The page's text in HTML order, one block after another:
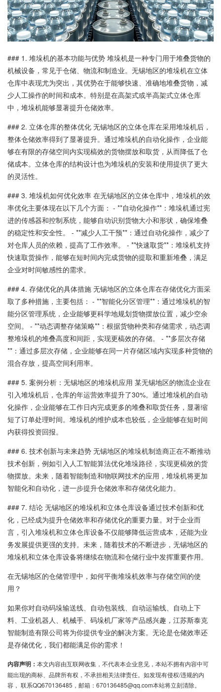
### 1. 堆垛机的基本功能与优势 堆垛机是一种专门用于堆叠货物的
机械设备，常见于仓储、物流和制造业。无锡地区的堆垛机在立体
仓库中表现尤为突出，其优势在于能够快速、准确地堆叠货物，减
少人工操作的时间和成本。特别是在高架式或半高架式立体仓库
中，堆垛机能够显著提升仓储效率。
### 2. 立体仓库的整体优化 无锡地区的立体仓库在采用堆垛机后，
整体仓储效率得到了显著提升。通过堆垛机的自动化操作，企业能
够在有限的存储空间内实现槁效的货物摆放和取货，从而降低了仓
储成本。立体仓库的结构设计也为堆垛机的安装和使用提供了更大
的灵活性。
### 3. 堆垛机如何优化效率 在无锡地区的立体仓库中，堆垛机的效
率优化主要体现在以下几个方面： - **自动化操作**：堆垛机通过宪
进的传感器和控制系统，能够自动识别货物大小和形状，确保堆叠
的稳定性和安全性。 - **减少人工干预**：通过自动化操作，减少了
对仓库人员的依赖，提高了工作效率。 - **快速取货**：堆垛机支持
快速取货操作，能够在短时间内完成货物的提取和重新堆叠，满足
企业对时间敏感性的需求。
### 4. 存储优化的具体措施 无锡地区的立体仓库在存储优化方面采
取了多种措施，主要包括： - **智能化分区管理**：通过堆垛机的智
能分区管理系统，企业能够更科学地规划货物摆放位置，减少空余
空间。 - **动态调整存储策略**：根据货物种类和存储需求，动态调
整堆垛机的堆叠高度和间距，实现更槁效的存储。 - **多层次存储
**：通过多层次存储，企业能够在同一片存储区域内实现多种货物的
混合存放，提高空间利用率。
### 5. 案例分析：无锡地区的堆垛机应用 某无锡地区的物流企业在
引入堆垛机后，仓库的年运营效率提升了30%。通过堆垛机的自动
化操作，企业能够在工作日内完成更多的堆叠和取货任务，显著缩
短了订单处理时间。堆垛机的维护成本也较低，企业能够在短时间
内获得投资回报。
### 6. 技术创新与未来趋势 无锡地区的堆垛机制造商正在不断推动
技术创新，例如引入人工智能算法优化堆垛路径，实现更槁效的货
物摆放。未来，随着智能制造和物联网技术的应用，堆垛机将更加
智能化和自动化，进一步提升仓储效率和存储优化能力。
### 7. 结论 无锡地区的堆垛机和立体仓库设备通过技术创新和优
化，已经成为提升仓储效率和存储优化的重要力量。对于企业而
言，引入堆垛机和立体仓库设备不仅能够降低运营成本，还能为业
务发展提供更强的支持。未来，随着技术的不断进步，无锡地区的
堆垛机和立体仓库设备将继续在物流和仓储行业中发挥重要作用。
在无锡地区的仓储管理中，如何平衡堆垛机效率与存储空间的使
用？
如果你对自动码垛输送线、自动包装线、自动运输线、自动上下
料、工业机器人、机械手、码垛机厂家等产品感兴趣，江苏斯泰克
智能制造有限公司将为你提供专业的解决方案。无论是仓储效率还
是存储优化，我们都能满足你的需求！
内容声明： 本文内容由互联网收集，不代表本企业意见，本站不拥有内容中可
能出现的商标、品牌所有权，不承担相关法律责任。如发现有侵权/违规的内
容， 联系QQ670136485，邮箱：670136485@qq.com本站将立刻清除。